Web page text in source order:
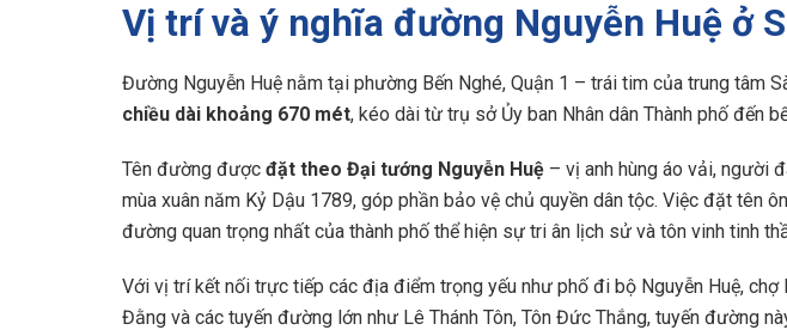
Vị trí và ý nghĩa đường Nguyễn Huệ ở
Đường Nguyễn Huệ nằm tại phường Bến Nghé, Quận 1 – trái tim của trung tâm
chiều dài khoảng 670 mét, kéo dài từ trụ sở Ủy ban Nhân dân Thành phố đến
Tên đường được đặt theo Đại tướng Nguyễn Huệ – vị anh hùng áo vải, người
mùa xuân năm Kỷ Dậu 1789, góp phần bảo vệ chủ quyền dân tộc. Việc đặt tên
đường quan trọng nhất của thành phố thể hiện sự tri ân lịch sử và tôn vinh tinh
Với vị trí kết nối trực tiếp các địa điểm trọng yếu như phố đi bộ Nguyễn Huệ, chợ
Đằng và các tuyến đường lớn như Lê Thánh Tôn, Tôn Đức Thắng, tuyến đường